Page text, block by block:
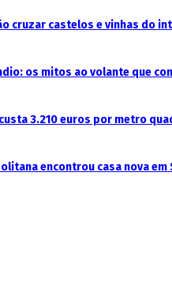
cruzar castelos e vinhas do
os mitos ao volante que
3.210 euros por metro
encontrou casa nova em